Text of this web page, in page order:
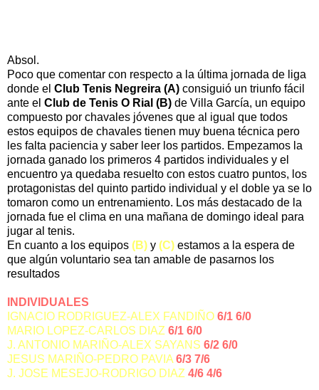
Absol.
Poco que comentar con respecto a la última jornada de liga
donde el Club Tenis Negreira (A) consiguió un triunfo fácil
ante el Club de Tenis O Rial (B) de Villa García, un equipo
compuesto por chavales jóvenes que al igual que todos
estos equipos de chavales tienen muy buena técnica pero
les falta paciencia y saber leer los partidos. Empezamos la
jornada ganado los primeros 4 partidos individuales y el
encuentro ya quedaba resuelto con estos cuatro puntos, los
protagonistas del quinto partido individual y el doble ya se lo
tomaron como un entrenamiento. Los más destacado de la
jornada fue el clima en una mañana de domingo ideal para
jugar al tenis.
En cuanto a los equipos (B) y (C) estamos a la espera de
que algún voluntario sea tan amable de pasarnos los
resultados
INDIVIDUALES
IGNACIO RODRIGUEZ-ALEX FANDIÑO 6/1 6/0
MARIO LOPEZ-CARLOS DIAZ 6/1 6/0
J. ANTONIO MARIÑO-ALEX SAYANS 6/2 6/0
JESUS MARIÑO-PEDRO PAVIA 6/3 7/6
J. JOSE MESEJO-RODRIGO DIAZ 4/6 4/6